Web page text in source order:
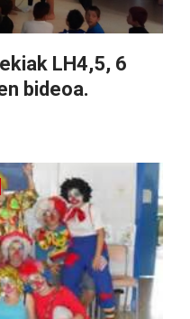
LH4,5, 6
bideoa.